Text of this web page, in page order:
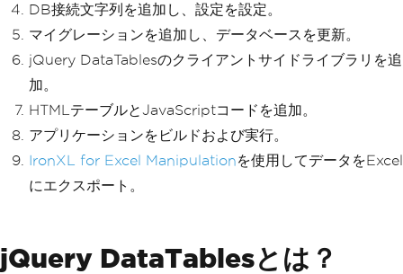
DB接続文字列を追加し、設定を設定。
マイグレーションを追加し、データベースを更新。
jQuery DataTablesのクライアントサイドライブラリを追
加。
HTMLテーブルとJavaScriptコードを追加。
アプリケーションをビルドおよび実行。
IronXL for Excel Manipulationを使用してデータをExcel
にエクスポート。
jQuery DataTablesとは？